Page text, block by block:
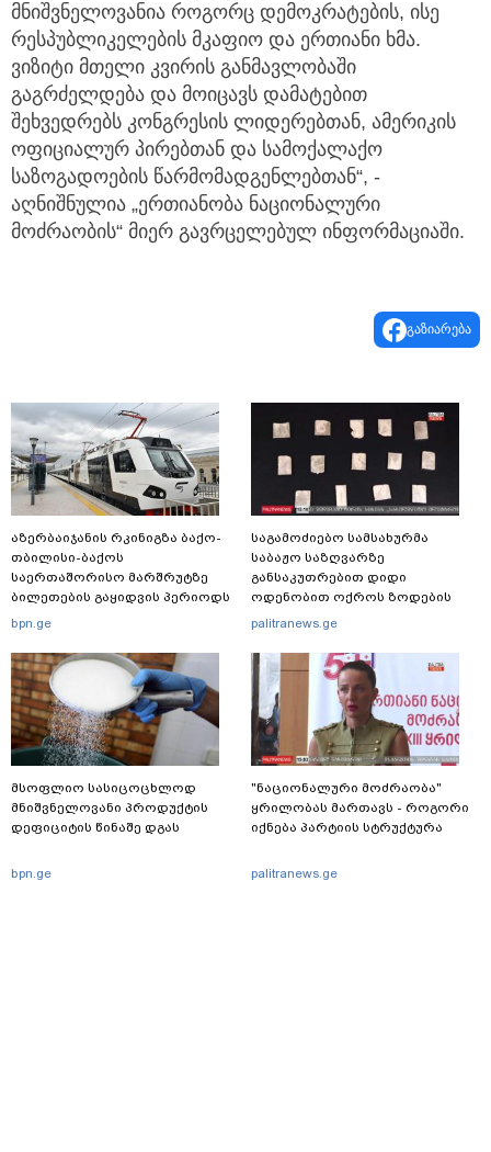
მნიშვნელოვანია როგორც დემოკრატების, ისე
რესპუბლიკელების მკაფიო და ერთიანი ხმა.
ვიზიტი მთელი კვირის განმავლობაში
გაგრძელდება და მოიცავს დამატებით
შეხვედრებს კონგრესის ლიდერებთან, ამერიკის
ოფიციალურ პირებთან და სამოქალაქო
საზოგადოების წარმომადგენლებთან“, -
აღნიშნულია „ერთიანობა ნაციონალური
მოძრაობის“ მიერ გავრცელებულ ინფორმაციაში.
გაზიარება
აზერბაიჯანის რკინიგზა ბაქო-
თბილისი-ბაქოს
საერთაშორისო მარშრუტზე
ბილეთების გაყიდვის პერიოდს
ახანგრძლივებს
bpn.ge
მსოფლიო სასიცოცხლოდ
მნიშვნელოვანი პროდუქტის
დეფიციტის წინაშე დგას
bpn.ge
საგამოძიებო სამსახურმა
საბაჟო საზღვარზე
განსაკუთრებით დიდი
ოდენობით ოქროს ზოდების
უკანონოდ გადმოტანის ფაქტზე
palitranews.ge
"ნაციონალური მოძრაობა"
ყრილობას მართავს - როგორი
იქნება პარტიის სტრუქტურა
palitranews.ge